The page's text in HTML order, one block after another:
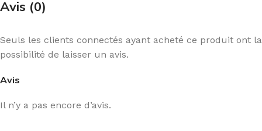
Avis (0)
Avis
Il n’y a pas encore d’avis.
Seuls les clients connectés ayant acheté ce produit ont la
possibilité de laisser un avis.